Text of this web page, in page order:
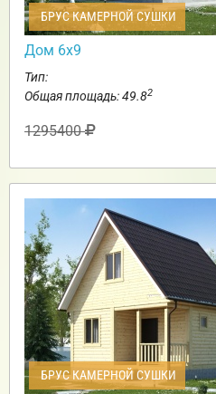
БРУС КАМЕРНОЙ СУШКИ
Дом 6х9
Тип:
Общая площадь: 49.82
1295400
БРУС КАМЕРНОЙ СУШКИ